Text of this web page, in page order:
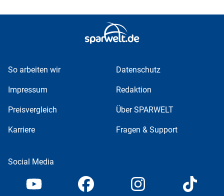
So arbeiten wir Datenschutz
Impressum Redaktion
Preisvergleich Über SPARWELT
Karriere Fragen & Support
Social Media